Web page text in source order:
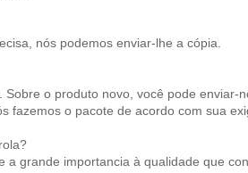
nós podemos enviar-lhe a cópia.
o produto novo, você pode
fazemos o pacote de acordo com sua
grande importancia à qualidade que